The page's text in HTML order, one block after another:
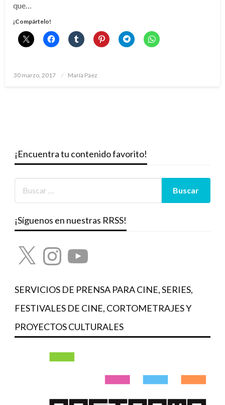
que…
¡Compártelo!
Publicado
30 marzo, 2017 María Páez
¡Encuentra tu contenido favorito!
¡Síguenos en nuestras RRSS!
X InstagramYouTube
SERVICIOS DE PRENSA PARA CINE, SERIES,
FESTIVALES DE CINE, CORTOMETRAJES Y
PROYECTOS CULTURALES